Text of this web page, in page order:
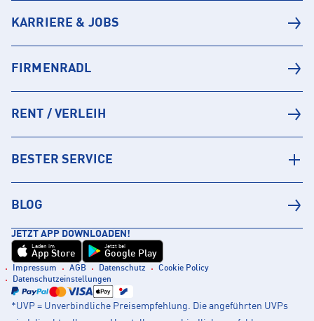
KARRIERE & JOBS
FIRMENRADL
RENT / VERLEIH
BESTER SERVICE
BLOG
JETZT APP DOWNLOADEN!
Laden im
App Store
Jetzt bei
Google Play
Impressum AGB Datenschutz
Cookie Policy
Datenschutzeinstellungen
*UVP = Unverbindliche Preisempfehlung. Die angeführten UVPs